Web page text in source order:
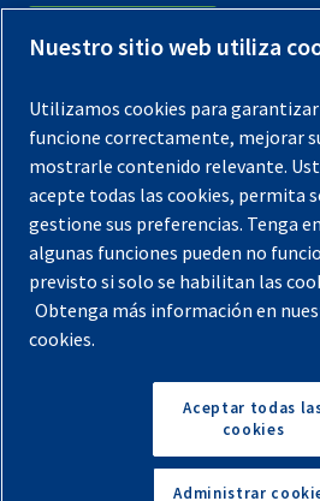
Contáctenos
Registra tu compresor
Aviso legal
Garantías
Política de privacidad
Términos y Condiciones
Mapa del sitio
© 2026 Quincy Compressor. Todos
Volver
Nuestro sitio web utiliza
Utilizamos cookies para
funcione correctamente, mejorar
mostrarle contenido relevante.
acepte todas las cookies, permita
gestione sus preferencias. Tenga
algunas funciones pueden no
previsto si solo se habilitan las
Obtenga más información en
cookies.
Aceptar todas
cookies
Administrar